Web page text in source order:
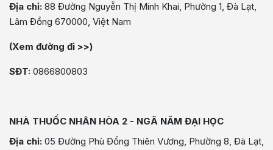
Địa chỉ: 88 Đường Nguyễn Thị Minh Khai, Phường 1, Đà Lạt,
Lâm Đồng 670000, Việt Nam
(Xem đường đi >>)
SĐT: 0866800803
NHÀ THUỐC NHÂN HÒA 2 - NGÃ NĂM ĐẠI HỌC
Địa chỉ: 05 Đường Phù Đổng Thiên Vương, Phường 8, Đà Lạt,